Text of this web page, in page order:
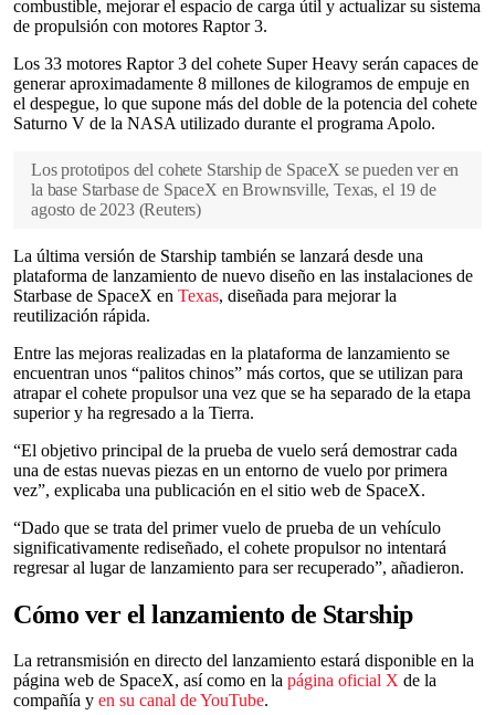
combustible, mejorar el espacio de carga útil y actualizar su sistema
de propulsión con motores Raptor 3.
Los 33 motores Raptor 3 del cohete Super Heavy serán capaces de
generar aproximadamente 8 millones de kilogramos de empuje en
el despegue, lo que supone más del doble de la potencia del cohete
Saturno V de la NASA utilizado durante el programa Apolo.
Los prototipos del cohete Starship de SpaceX se pueden ver en
la base Starbase de SpaceX en Brownsville, Texas, el 19 de
agosto de 2023 (Reuters)
La última versión de Starship también se lanzará desde una
plataforma de lanzamiento de nuevo diseño en las instalaciones de
Starbase de SpaceX en Texas, diseñada para mejorar la
reutilización rápida.
Entre las mejoras realizadas en la plataforma de lanzamiento se
encuentran unos “palitos chinos” más cortos, que se utilizan para
atrapar el cohete propulsor una vez que se ha separado de la etapa
superior y ha regresado a la Tierra.
“El objetivo principal de la prueba de vuelo será demostrar cada
una de estas nuevas piezas en un entorno de vuelo por primera
vez”, explicaba una publicación en el sitio web de SpaceX.
“Dado que se trata del primer vuelo de prueba de un vehículo
significativamente rediseñado, el cohete propulsor no intentará
regresar al lugar de lanzamiento para ser recuperado”, añadieron.
Cómo ver el lanzamiento de Starship
La retransmisión en directo del lanzamiento estará disponible en la
página web de SpaceX, así como en la página oficial X de la
compañía y en su canal de YouTube.